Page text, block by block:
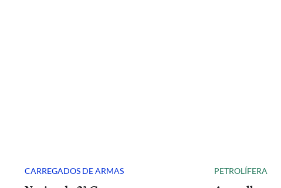
CARREGADOS DE ARMAS PETROLÍFERA